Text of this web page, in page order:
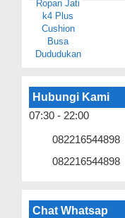
Hubungi Kami
07:30 - 22:00
082216544898
082216544898
Chat Whatsap